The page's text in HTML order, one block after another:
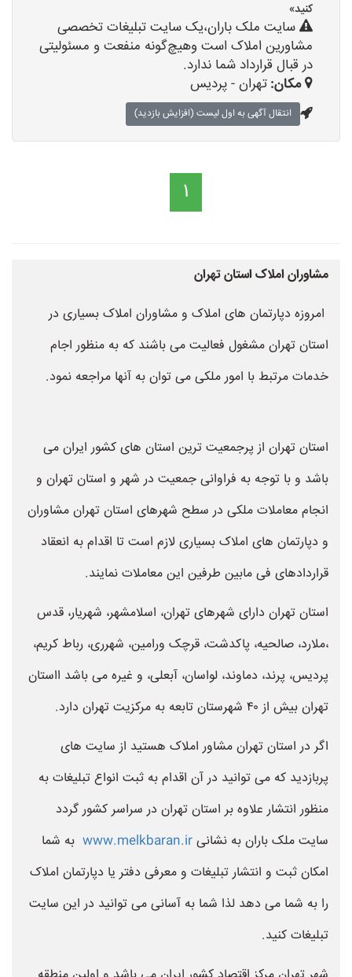
کنید»
سایت ملک باران،یک سایت تبلیغات تخصصی
مشاورین املاک است وهیچ‌گونه منفعت و مسئولیتی
در قبال قرارداد شما ندارد.
مکان:تهران - پردیس
انتقال آگهی به اول لیست (افزایش بازدید)
1
مشاوران املاک استان تهران
امروزه دپارتمان های املاک و مشاوران املاک بسیاری در
استان تهران مشغول فعالیت می باشند که به منظور اجام
خدمات مرتبط با امور ملکی می توان به آنها مراجعه نمود.
استان تهران از پرجمعیت ترین استان های کشور ایران می
باشد و با توجه به فراوانی جمعیت در شهر و استان تهران و
انجام معاملات ملکی در سطح شهرهای استان تهران مشاوران
و دپارتمان های املاک بسیاری لازم است تا اقدام به انعقاد
قراردادهای فی مابین طرفین این معاملات نمایند.
استان تهران دارای شهرهای تهران، اسلامشهر، شهریار، قدس
،ملارد، صالحیه، پاکدشت، قرچک ورامین، شهرری، رباط کریم،
پردیس، پرند، دماوند، لواسان، آبعلی، و غیره می باشد ااستان
تهران بیش از ۴۰ شهرستان تابعه به مرکزیت تهران دارد.
اگر در استان تهران مشاور املاک هستید از سایت های
پربازدید که می توانید در آن اقدام به ثبت انواع تبلیغات به
منظور انتشار علاوه بر استان تهران در سراسر کشور گردد
سایت ملک باران به نشانی www.melkbaran.ir به شما
امکان ثبت و انتشار تبلیغات و معرفی دفتر یا دپارتمان املاک
را به شما می دهد لذا شما به آسانی می توانید در این سایت
تبلیغات کنید.